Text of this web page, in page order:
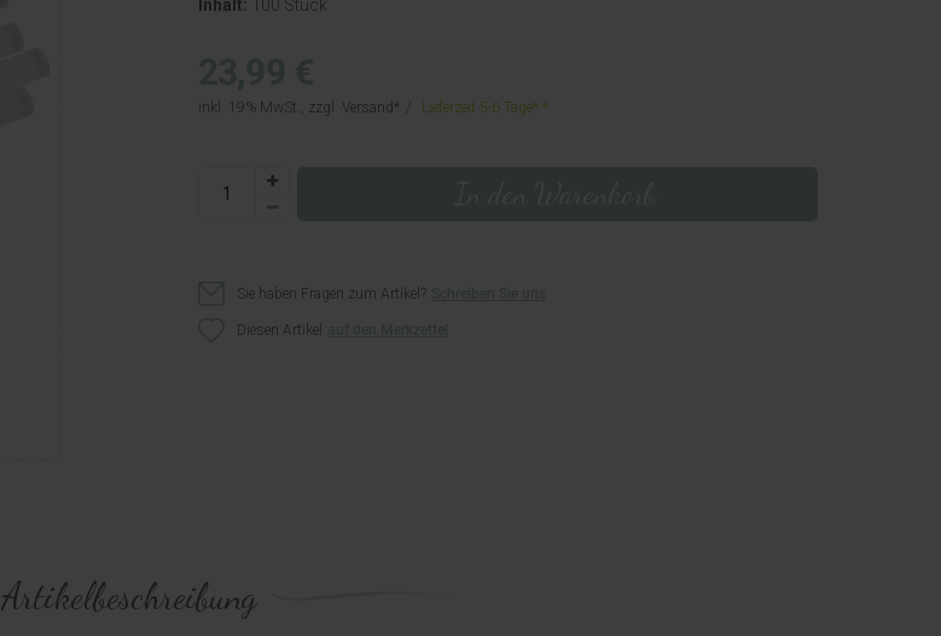
Inhalt: 100 Stück
inkl. 19% MwSt., zzgl. Versand Lieferzeit 5-6 Tage*
Sie haben Fragen zum Artikel?
Diesen Artikel
Artikelbeschreibung